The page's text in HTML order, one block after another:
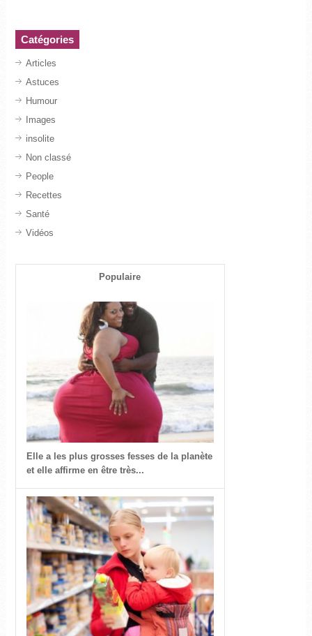
Catégories
Articles
Astuces
Humour
Images
insolite
Non classé
People
Recettes
Santé
Vidéos
Populaire
Elle a les plus grosses fesses de la planète
et elle affirme en être très...